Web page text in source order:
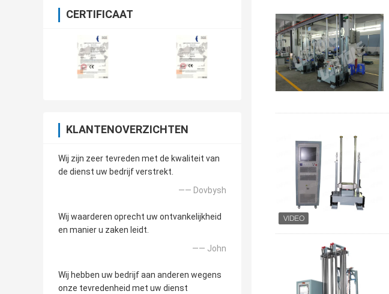
CERTIFICAAT
KLANTENOVERZICHTEN
Wij zijn zeer tevreden met de kwaliteit van
de dienst uw bedrijf verstrekt.
—— Dovbysh
Wij waarderen oprecht uw ontvankelijkheid
en manier u zaken leidt.
—— John
Wij hebben uw bedrijf aan anderen wegens
onze tevredenheid met uw dienst